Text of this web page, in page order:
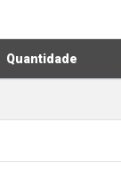
Quantidade